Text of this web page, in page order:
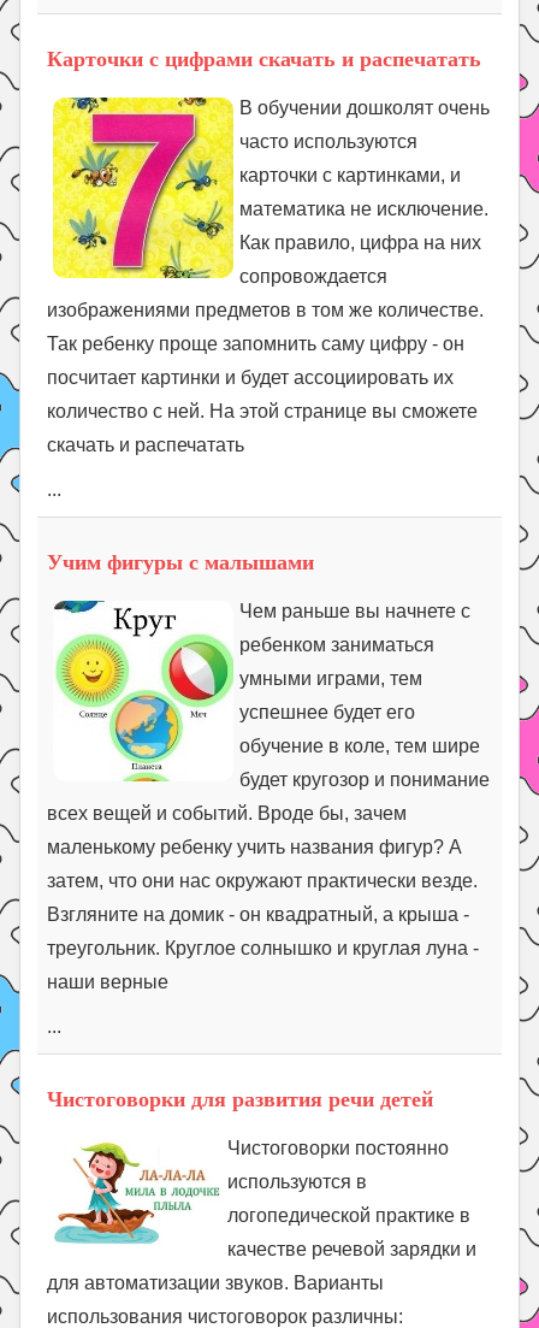
Карточки с цифрами скачать и распечатать
В обучении дошколят очень
часто используются
карточки с картинками, и
математика не исключение.
Как правило, цифра на них
сопровождается
изображениями предметов в том же количестве.
Так ребенку проще запомнить саму цифру - он
посчитает картинки и будет ассоциировать их
количество с ней. На этой странице вы сможете
скачать и распечатать
...
Учим фигуры с малышами
Чем раньше вы начнете с
ребенком заниматься
умными играми, тем
успешнее будет его
обучение в коле, тем шире
будет кругозор и понимание
всех вещей и событий. Вроде бы, зачем
маленькому ребенку учить названия фигур? А
затем, что они нас окружают практически везде.
Взгляните на домик - он квадратный, а крыша -
треугольник. Круглое солнышко и круглая луна -
наши верные
...
Чистоговорки для развития речи детей
Чистоговорки постоянно
используются в
логопедической практике в
качестве речевой зарядки и
для автоматизации звуков. Варианты
использования чистоговорок различны: